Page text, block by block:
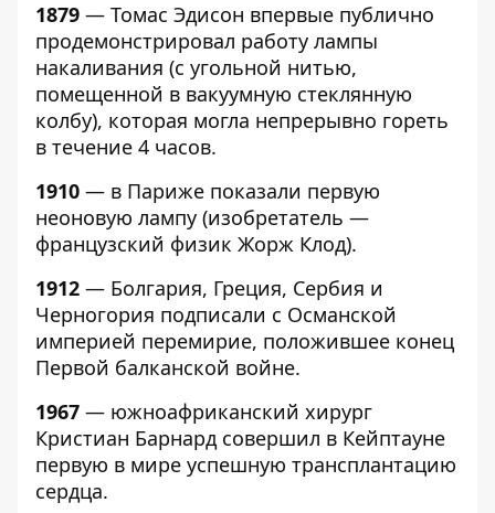
1879 — Томас Эдисон впервые публично
продемонстрировал работу лампы
накаливания (с угольной нитью,
помещенной в вакуумную стеклянную
колбу), которая могла непрерывно гореть
в течение 4 часов.
1910 — в Париже показали первую
неоновую лампу (изобретатель —
французский физик Жорж Клод).
1912 — Болгария, Греция, Сербия и
Черногория подписали с Османской
империей перемирие, положившее конец
Первой балканской войне.
1967 — южноафриканский хирург
Кристиан Барнард совершил в Кейптауне
первую в мире успешную трансплантацию
сердца.